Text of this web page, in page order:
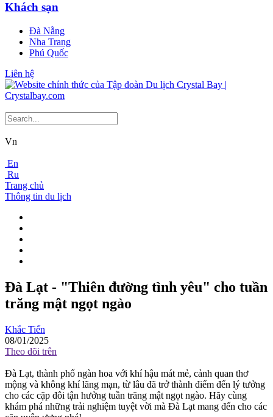
Khách sạn
Đà Nẵng
Nha Trang
Phú Quốc
Liên hệ
Vn
En
Ru
Trang chủ
Thông tin du lịch
Đà Lạt - "Thiên đường tình yêu" cho tuần
trăng mật ngọt ngào
Khắc Tiến
08/01/2025
Theo dõi trên
Đà Lạt, thành phố ngàn hoa với khí hậu mát mẻ, cảnh quan thơ
mộng và không khí lãng mạn, từ lâu đã trở thành điểm đến lý tưởng
cho các cặp đôi tận hưởng tuần trăng mật ngọt ngào. Hãy cùng
khám phá những trải nghiệm tuyệt vời mà Đà Lạt mang đến cho các